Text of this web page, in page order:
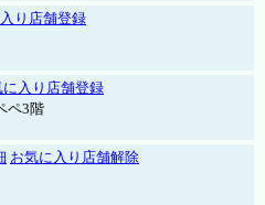
り店舗登録
に入り店舗登録
ペ3階
お気に入り店舗解除